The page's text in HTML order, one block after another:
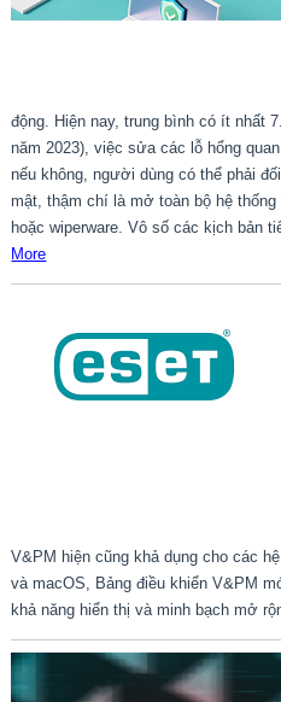
động. Hiện nay, trung bình có ít nhất
năm 2023), việc sửa các lỗ hổng
nếu không, người dùng có thể phải
mật, thậm chí là mở toàn bộ hệ
hoặc wiperware. Vô số các kịch bản
More
V&PM hiện cũng khả dụng cho các
và macOS, Bảng điều khiển V&PM
khả năng hiển thị và minh bạch mở